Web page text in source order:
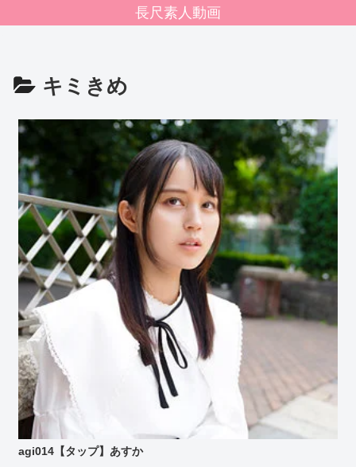
長尺素人動画
キミきめ
agi014【タップ】あすか